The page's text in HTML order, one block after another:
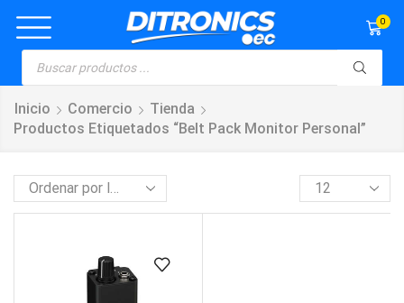
0
Inicio Comercio
Tienda
Productos Etiquetados “belt Pack Monitor Personal”